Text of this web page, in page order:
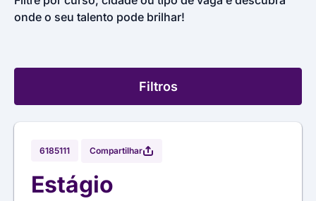
onde o seu talento pode brilhar!
Filtros
6185111 Compartilhar
Estágio